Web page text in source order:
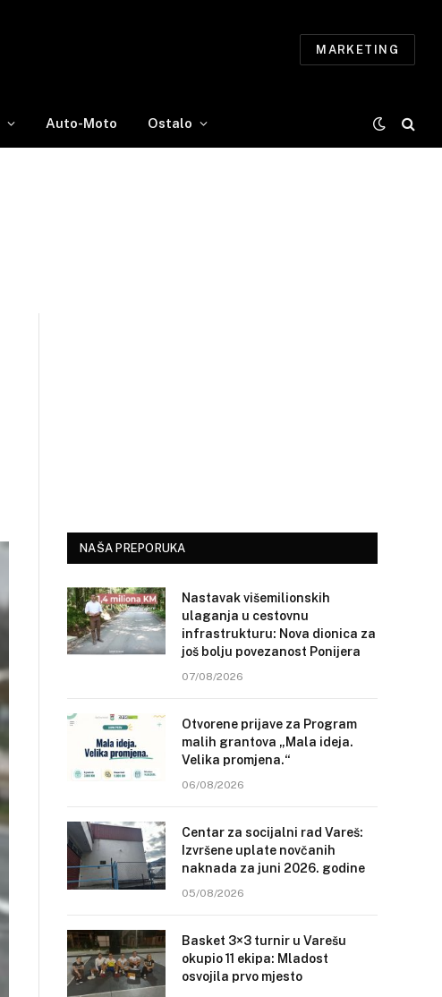
MARKETING
Auto-Moto Ostalo
NAŠA PREPORUKA
Nastavak višemilionskih
ulaganja u cestovnu
infrastrukturu: Nova dionica za
još bolju povezanost Ponijera
07/08/2026
Otvorene prijave za Program
malih grantova „Mala ideja.
Velika promjena.“
06/08/2026
Centar za socijalni rad Vareš:
Izvršene uplate novčanih
naknada za juni 2026. godine
05/08/2026
Basket 3×3 turnir u Varešu
okupio 11 ekipa: Mladost
osvojila prvo mjesto